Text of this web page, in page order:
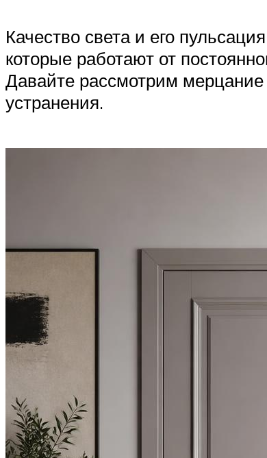
Качество света и его
которые работают от
Давайте рассмотрим
устранения.